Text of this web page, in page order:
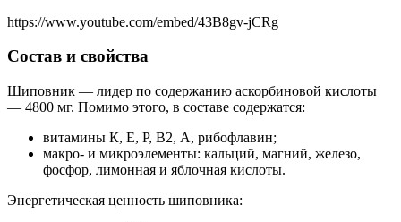
https://www.youtube.com/embed/43B8gv-jCRg
Состав и свойства
Шиповник — лидер по содержанию аскорбиновой кислоты
— 4800 мг. Помимо этого, в составе содержатся:
витамины К, Е, Р, В2, А, рибофлавин;
макро- и микроэлементы: кальций, магний, железо,
фосфор, лимонная и яблочная кислоты.
Энергетическая ценность шиповника: